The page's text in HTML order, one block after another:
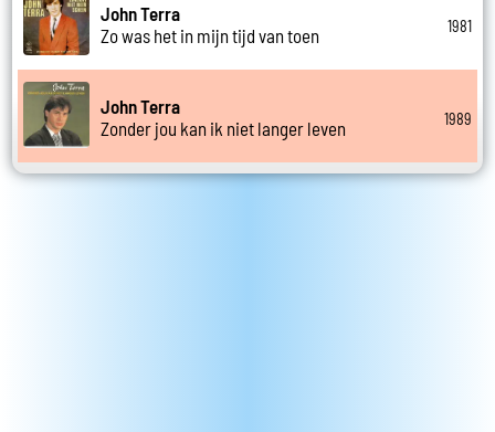
John Terra
Zo was het in mijn tijd van toen
1981
John Terra
Zonder jou kan ik niet langer leven
1989